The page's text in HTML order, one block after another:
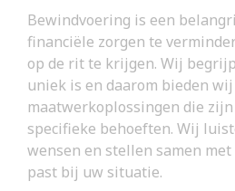
Bewindvoering is een
financiële zorgen te
op de rit te krijgen. Wij
uniek is en daarom bieden wij
maatwerkoplossingen die
specifieke behoeften. Wij
wensen en stellen samen
past bij uw situatie.